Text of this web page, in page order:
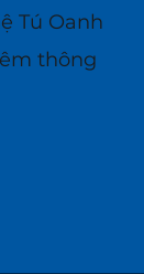
Tú Oanh
thông